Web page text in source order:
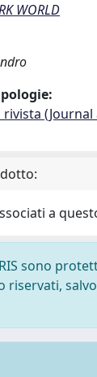
WORLD
a
sono